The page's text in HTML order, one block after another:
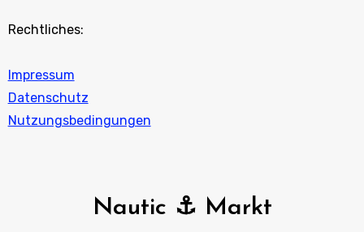
Rechtliches:
Impressum
Datenschutz
Nutzungsbedingungen
Nautic ⚓ Markt